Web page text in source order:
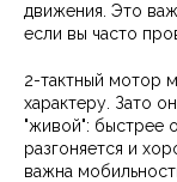
движения. Это
если вы часто
2-тактный мотор
характеру. Зато
"живой": быстрее
разгоняется и
важна